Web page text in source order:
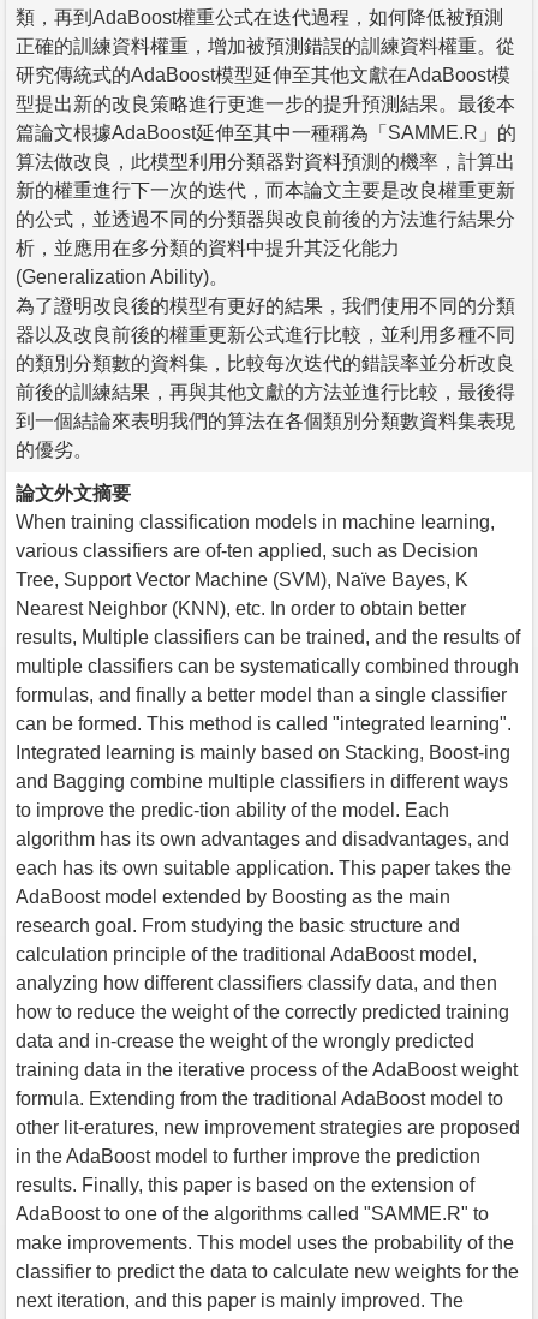
類，再到AdaBoost權重公式在迭代過程，如何降低被預測
正確的訓練資料權重，增加被預測錯誤的訓練資料權重。從
研究傳統式的AdaBoost模型延伸至其他文獻在AdaBoost模
型提出新的改良策略進行更進一步的提升預測結果。最後本
篇論文根據AdaBoost延伸至其中一種稱為「SAMME.R」的
算法做改良，此模型利用分類器對資料預測的機率，計算出
新的權重進行下一次的迭代，而本論文主要是改良權重更新
的公式，並透過不同的分類器與改良前後的方法進行結果分
析，並應用在多分類的資料中提升其泛化能力
(Generalization Ability)。
為了證明改良後的模型有更好的結果，我們使用不同的分類
器以及改良前後的權重更新公式進行比較，並利用多種不同
的類別分類數的資料集，比較每次迭代的錯誤率並分析改良
前後的訓練結果，再與其他文獻的方法並進行比較，最後得
到一個結論來表明我們的算法在各個類別分類數資料集表現
的優劣。
論文外文摘要
When training classification models in machine learning,
various classifiers are of-ten applied, such as Decision
Tree, Support Vector Machine (SVM), Naïve Bayes, K
Nearest Neighbor (KNN), etc. In order to obtain better
results, Multiple classifiers can be trained, and the results of
multiple classifiers can be systematically combined through
formulas, and finally a better model than a single classifier
can be formed. This method is called "integrated learning".
Integrated learning is mainly based on Stacking, Boost-ing
and Bagging combine multiple classifiers in different ways
to improve the predic-tion ability of the model. Each
algorithm has its own advantages and disadvantages, and
each has its own suitable application. This paper takes the
AdaBoost model extended by Boosting as the main
research goal. From studying the basic structure and
calculation principle of the traditional AdaBoost model,
analyzing how different classifiers classify data, and then
how to reduce the weight of the correctly predicted training
data and in-crease the weight of the wrongly predicted
training data in the iterative process of the AdaBoost weight
formula. Extending from the traditional AdaBoost model to
other lit-eratures, new improvement strategies are proposed
in the AdaBoost model to further improve the prediction
results. Finally, this paper is based on the extension of
AdaBoost to one of the algorithms called "SAMME.R" to
make improvements. This model uses the probability of the
classifier to predict the data to calculate new weights for the
next iteration, and this paper is mainly improved. The